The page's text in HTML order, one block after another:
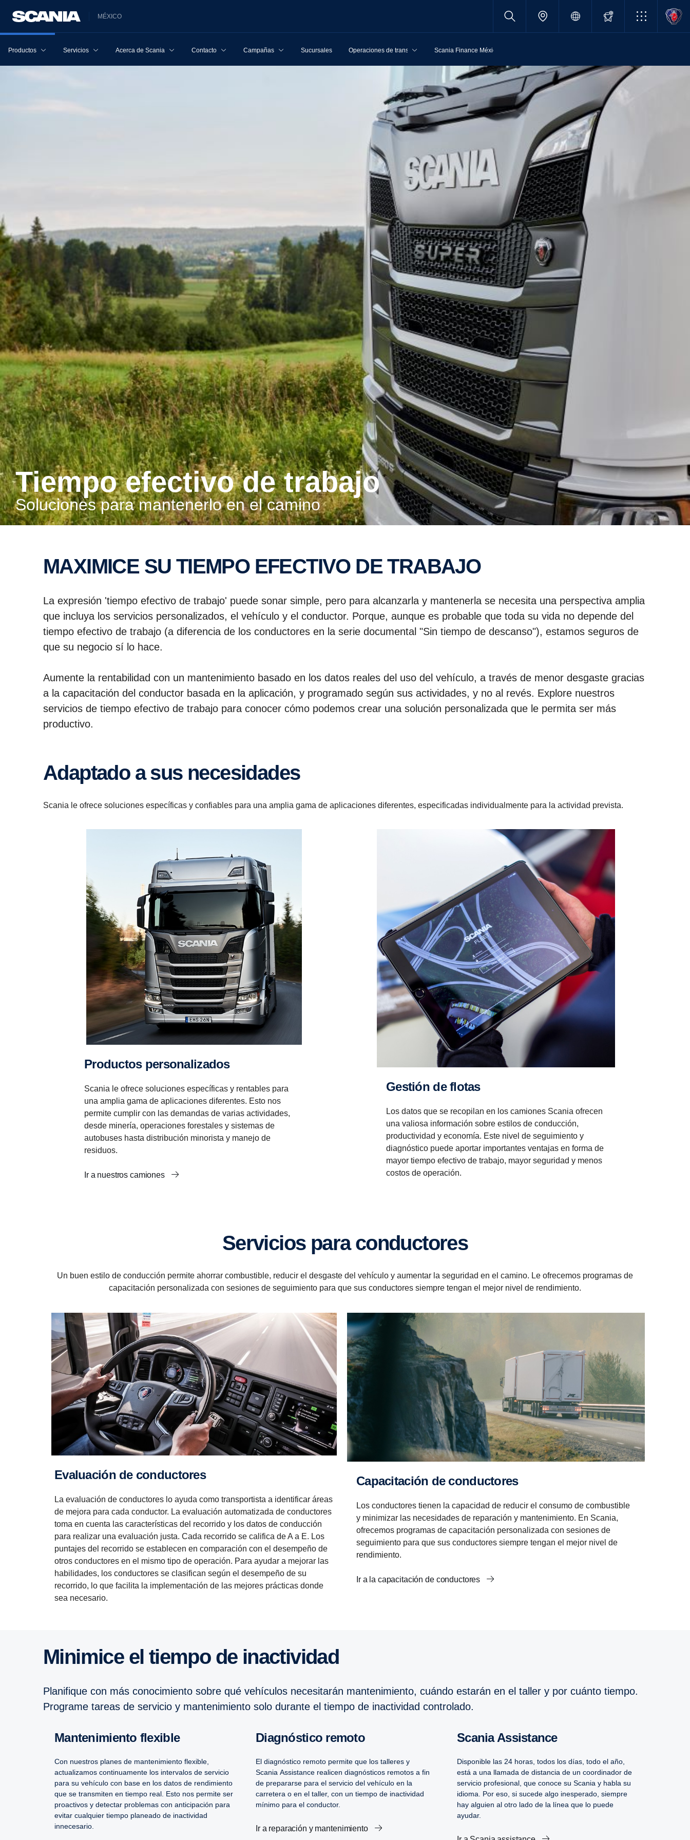
MÉXICO
Productos Servicios Acerca de Scania Contacto Campañas Sucursales Operaciones de transporte Scania Finance México
Tiempo efectivo de trabajo
Soluciones para mantenerlo en el camino
MAXIMICE SU TIEMPO EFECTIVO DE TRABAJO
La expresión 'tiempo efectivo de trabajo' puede sonar simple, pero para alcanzarla y mantenerla se necesita una perspectiva amplia
que incluya los servicios personalizados, el vehículo y el conductor. Porque, aunque es probable que toda su vida no depende del
tiempo efectivo de trabajo (a diferencia de los conductores en la serie documental "Sin tiempo de descanso"), estamos seguros de
que su negocio sí lo hace.
Aumente la rentabilidad con un mantenimiento basado en los datos reales del uso del vehículo, a través de menor desgaste gracias
a la capacitación del conductor basada en la aplicación, y programado según sus actividades, y no al revés. Explore nuestros
servicios de tiempo efectivo de trabajo para conocer cómo podemos crear una solución personalizada que le permita ser más
productivo.
Adaptado a sus necesidades
Scania le ofrece soluciones específicas y confiables para una amplia gama de aplicaciones diferentes, especificadas individualmente para la actividad prevista.
Productos personalizados
Scania le ofrece soluciones específicas y rentables para
una amplia gama de aplicaciones diferentes. Esto nos
permite cumplir con las demandas de varias actividades,
desde minería, operaciones forestales y sistemas de
autobuses hasta distribución minorista y manejo de
residuos.
Ir a nuestros camiones
Gestión de flotas
Los datos que se recopilan en los camiones Scania ofrecen
una valiosa información sobre estilos de conducción,
productividad y economía. Este nivel de seguimiento y
diagnóstico puede aportar importantes ventajas en forma de
mayor tiempo efectivo de trabajo, mayor seguridad y menos
costos de operación.
Servicios para conductores
Un buen estilo de conducción permite ahorrar combustible, reducir el desgaste del vehículo y aumentar la seguridad en el camino. Le ofrecemos programas de
capacitación personalizada con sesiones de seguimiento para que sus conductores siempre tengan el mejor nivel de rendimiento.
Evaluación de conductores
La evaluación de conductores lo ayuda como transportista a identificar áreas
de mejora para cada conductor. La evaluación automatizada de conductores
toma en cuenta las características del recorrido y los datos de conducción
para realizar una evaluación justa. Cada recorrido se califica de A a E. Los
puntajes del recorrido se establecen en comparación con el desempeño de
otros conductores en el mismo tipo de operación. Para ayudar a mejorar las
habilidades, los conductores se clasifican según el desempeño de su
recorrido, lo que facilita la implementación de las mejores prácticas donde
sea necesario.
Capacitación de conductores
Los conductores tienen la capacidad de reducir el consumo de combustible
y minimizar las necesidades de reparación y mantenimiento. En Scania,
ofrecemos programas de capacitación personalizada con sesiones de
seguimiento para que sus conductores siempre tengan el mejor nivel de
rendimiento.
Ir a la capacitación de conductores
Minimice el tiempo de inactividad
Planifique con más conocimiento sobre qué vehículos necesitarán mantenimiento, cuándo estarán en el taller y por cuánto tiempo.
Programe tareas de servicio y mantenimiento solo durante el tiempo de inactividad controlado.
Mantenimiento flexible
Con nuestros planes de mantenimiento flexible,
actualizamos continuamente los intervalos de servicio
para su vehículo con base en los datos de rendimiento
que se transmiten en tiempo real. Esto nos permite ser
proactivos y detectar problemas con anticipación para
evitar cualquier tiempo planeado de inactividad
innecesario.
Diagnóstico remoto
El diagnóstico remoto permite que los talleres y
Scania Assistance realicen diagnósticos remotos a fin
de prepararse para el servicio del vehículo en la
carretera o en el taller, con un tiempo de inactividad
mínimo para el conductor.
Ir a reparación y mantenimiento
Scania Assistance
Disponible las 24 horas, todos los días, todo el año,
está a una llamada de distancia de un coordinador de
servicio profesional, que conoce su Scania y habla su
idioma. Por eso, si sucede algo inesperado, siempre
hay alguien al otro lado de la línea que lo puede
ayudar.